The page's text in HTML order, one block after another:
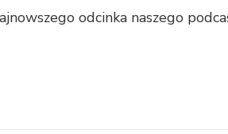
odcinka naszego